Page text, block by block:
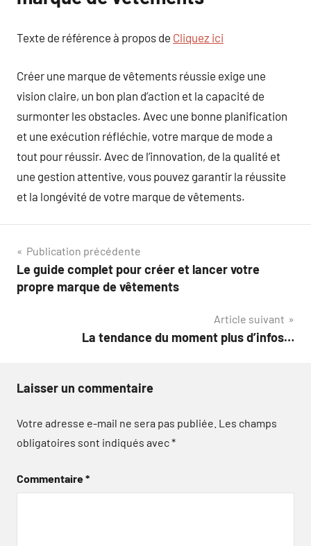
Texte de référence à propos de Cliquez ici
Créer une marque de vêtements réussie exige une
vision claire, un bon plan d’action et la capacité de
surmonter les obstacles. Avec une bonne planification
et une exécution réfléchie, votre marque de mode a
tout pour réussir. Avec de l’innovation, de la qualité et
une gestion attentive, vous pouvez garantir la réussite
et la longévité de votre marque de vêtements.
Navigation
de
Publication précédente
Le guide complet pour créer et lancer votre
propre marque de vêtements
Article suivant
La tendance du moment plus d’infos…
Laisser un commentaire
Votre adresse e-mail ne sera pas publiée. Les champs
obligatoires sont indiqués avec*
Commentaire*